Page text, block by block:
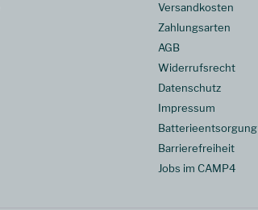
Versandkosten
Zahlungsarten
AGB
Widerrufsrecht
Datenschutz
Impressum
Batterieentsorgung
Barrierefreiheit
Jobs im CAMP4